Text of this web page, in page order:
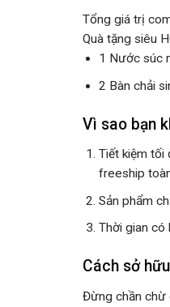
Tổng giá trị
Quà tặng siêu
1 Nước súc
2 Bàn chải
Vì sao bạn
Tiết kiệm tối
freeship
Sản phẩm
Thời gian có
Cách sở
Đừng chần chừ